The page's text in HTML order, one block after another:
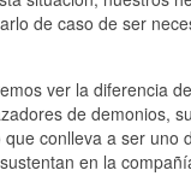
de caso de ser
ver la diferencia
de demonios,
conlleva a ser uno
en la